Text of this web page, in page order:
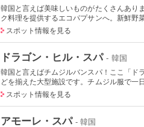
韓国と言えば美味しいものがたくさんあり
ク料理を提供するエコパプサンへ。新鮮野
スポット情報を見る
ドラゴン・ヒル・スパ - 韓国
韓国と言えばチムジルバンスパ！ここ「ド
どを揃えた大型施設です。チムジル服で一
スポット情報を見る
アモーレ・スパ - 韓国